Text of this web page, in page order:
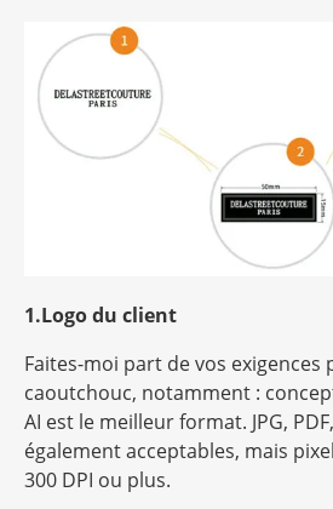
1.Logo du client
Faites-moi part de vos
caoutchouc, notamment :
AI est le meilleur format. JPG,
également acceptables, mais pixel
300 DPI ou plus.